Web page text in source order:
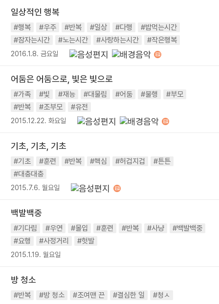
일상적인 행복
#행복 #우주 #반복 #일상 #다행
#밥먹는시간
#잠자는시간
#노는시간 #사랑하는시간 #작은행복
2016.1.8. 금요일
어둠은 어둠으로, 빛은 빛으로
#가족 #빛 #재능 #대물림 #어둠 #불행
#부모
#반복
#조부모 #유전
2015.12.22. 화요일
기초, 기초, 기초
#기초 #훈련 #반복 #핵심 #허겁지겁
#튼튼
#대충대충
2015.7.6. 월요일
백발백중
#기다림 #우연 #몰입 #훈련 #반복 #사냥
#백발백중
#요행
#사정거리 #헛발
2015.1.19. 월요일
방 청소
#반복 #방 청소 #조여맨 끈 #결심한 일 #청ㅅ